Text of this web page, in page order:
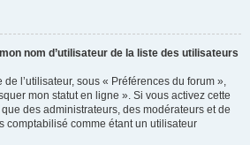
nom d’utilisateur de la liste des utilisateurs
l’utilisateur, sous « Préférences du forum »,
mon statut en ligne ». Si vous activez cette
des administrateurs, des modérateurs et de
comptabilisé comme étant un utilisateur